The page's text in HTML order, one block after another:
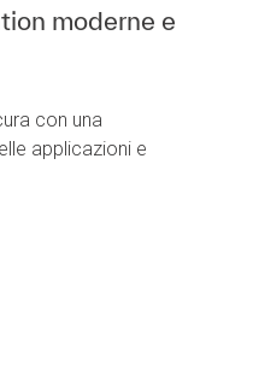
moderne e
con una
applicazioni e